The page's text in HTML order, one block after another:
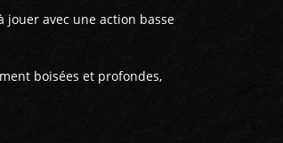
jouer avec une action basse
boisées et profondes,